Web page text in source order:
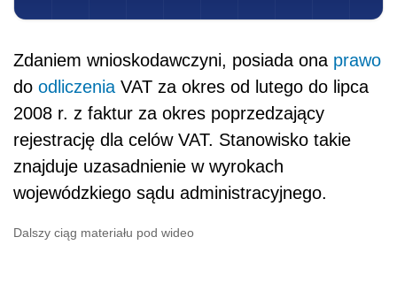
Zdaniem wnioskodawczyni, posiada ona prawo
do odliczenia VAT za okres od lutego do lipca
2008 r. z faktur za okres poprzedzający
rejestrację dla celów VAT. Stanowisko takie
znajduje uzasadnienie w wyrokach
wojewódzkiego sądu administracyjnego.
Dalszy ciąg materiału pod wideo